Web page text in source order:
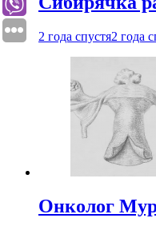
2 года спустя2 года
Онколог